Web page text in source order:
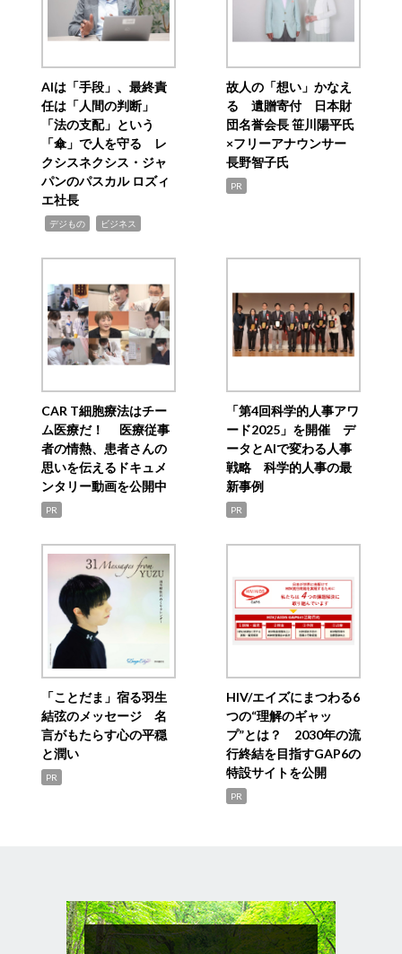
AIは「手段」、最終責
任は「人間の判断」
「法の支配」という
「傘」で人を守る レ
クシスネクシス・ジャ
パンのパスカル ロズィ
エ社長
デジもの ビジネス
故人の「想い」かなえ
る 遺贈寄付 日本財
団名誉会長 笹川陽平氏
×フリーアナウンサー
長野智子氏
PR
CAR T細胞療法はチー
ム医療だ！ 医療従事
者の情熱、患者さんの
思いを伝えるドキュメ
ンタリー動画を公開中
PR
「第4回科学的人事アワ
ード2025」を開催 デ
ータとAIで変わる人事
戦略 科学的人事の最
新事例
PR
「ことだま」宿る羽生
結弦のメッセージ 名
言がもたらす心の平穏
と潤い
PR
HIV/エイズにまつわる6
つの“理解のギャッ
プ”とは？ 2030年の流
行終結を目指すGAP6の
特設サイトを公開
PR